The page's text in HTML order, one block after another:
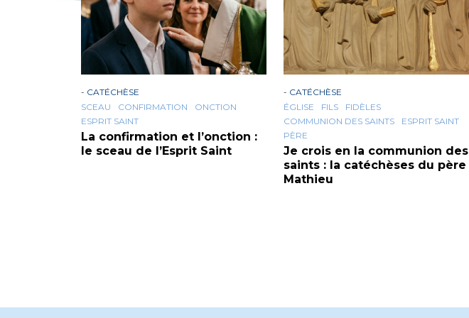
- CATÉCHÈSE
SCEAU
CONFIRMATION
ONCTION
ESPRIT SAINT
La confirmation et l’onction :
le sceau de l’Esprit Saint
- CATÉCHÈSE
ÉGLISE
FILS
FIDÈLES
COMMUNION DES SAINTS
ESPRIT SAINT
PÈRE
Je crois en la communion des
saints : la catéchèses du père
Mathieu